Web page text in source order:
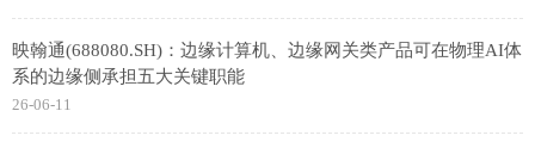
映翰通(688080.SH)：边缘计算机、边缘网关类产品可在物理AI体
系的边缘侧承担五大关键职能
26-06-11